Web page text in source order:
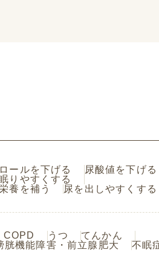
ールを下げる
尿酸値を下げる
りやすくする
養を補う 尿を出しやすくする
COPD うつ
てんかん
胱機能障害・前立腺肥大
不眠